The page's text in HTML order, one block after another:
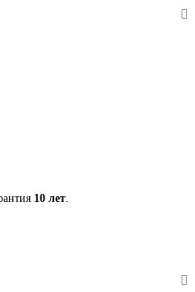
10 лет.